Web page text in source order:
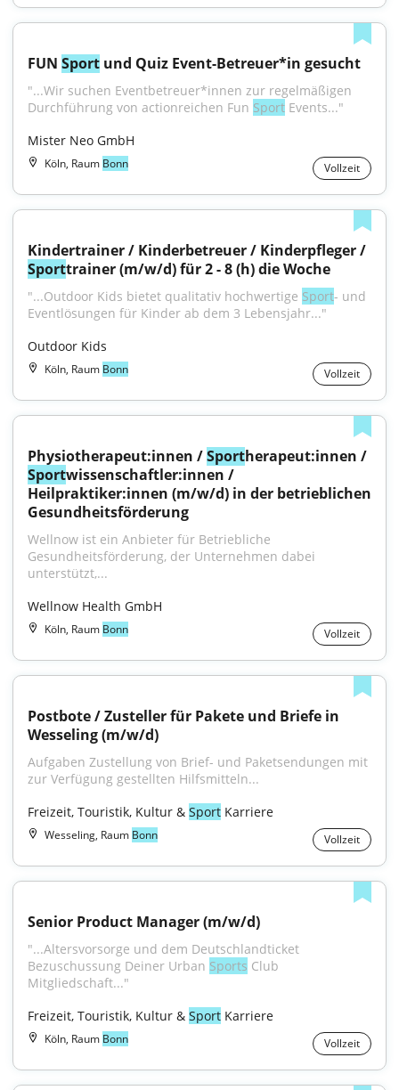
FUN Sport und Quiz Event-Betreuer*in gesucht
"...Wir suchen Eventbetreuer*innen zur regelmäßigen
Durchführung von actionreichen Fun Sport Events..."
Mister Neo GmbH
Köln, Raum Bonn Vollzeit
Sporttrainer (m/w/d) für 2 - 8 (h) die Woche
"...Outdoor Kids bietet qualitativ hochwertige Sport- und
Eventlösungen für Kinder ab dem 3 Lebensjahr..."
Outdoor Kids
Köln, Raum Bonn Vollzeit
Physiotherapeut:innen / Sport
Sportwissenschaftler:innen /
Heilpraktiker:innen (m/w/d) in der betrieblichen
Gesundheitsförderung
Wellnow ist ein Anbieter für Betriebliche
Gesundheitsförderung, der Unternehmen dabei
unterstützt,...
Wellnow Health GmbH
Köln, Raum Bonn Vollzeit
Postbote / Zusteller für Pakete und Briefe in
Wesseling (m/w/d)
Aufgaben Zustellung von Brief- und Paketsendungen mit
zur Verfügung gestellten Hilfsmitteln...
Freizeit, Touristik, Kultur & Sport Karriere
Wesseling, Raum Bonn Vollzeit
Senior Product Manager (m/w/d)
"...Altersvorsorge und dem Deutschlandticket
Bezuschussung Deiner Urban Sports Club
Mitgliedschaft..."
Freizeit, Touristik, Kultur & Sport Karriere
Köln, Raum Bonn Vollzeit